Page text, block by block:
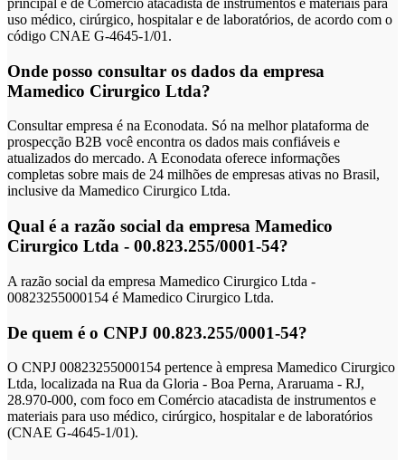
principal é de Comércio atacadista de instrumentos e materiais para
uso médico, cirúrgico, hospitalar e de laboratórios, de acordo com o
código CNAE G-4645-1/01.
Onde posso consultar os dados da empresa
Mamedico Cirurgico Ltda?
Consultar empresa é na Econodata. Só na melhor plataforma de
prospecção B2B você encontra os dados mais confiáveis e
atualizados do mercado. A Econodata oferece informações
completas sobre mais de 24 milhões de empresas ativas no Brasil,
inclusive da Mamedico Cirurgico Ltda.
Qual é a razão social da empresa Mamedico
Cirurgico Ltda - 00.823.255/0001-54?
A razão social da empresa Mamedico Cirurgico Ltda -
00823255000154 é Mamedico Cirurgico Ltda.
De quem é o CNPJ 00.823.255/0001-54?
O CNPJ 00823255000154 pertence à empresa Mamedico Cirurgico
Ltda, localizada na Rua da Gloria - Boa Perna, Araruama - RJ,
28.970-000, com foco em Comércio atacadista de instrumentos e
materiais para uso médico, cirúrgico, hospitalar e de laboratórios
(CNAE G-4645-1/01).